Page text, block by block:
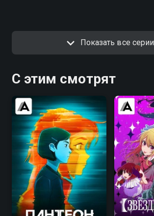
это не просто детский каприз.
Показать все серии
С этим смотрят